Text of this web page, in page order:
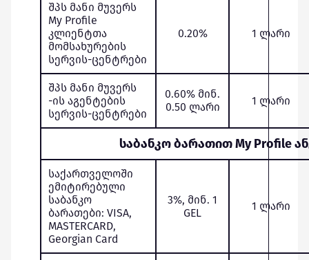
შპს მანი მუვერს
My Profile
კლიენტთა
მომსახურების
სერვის-ცენტრები
0.20% 1 ლარი
შპს მანი მუვერს
-ის აგენტების
სერვის-ცენტრები
0.60% მინ.
0.50 ლარი
1 ლარი
საბანკო ბარათით My Profile
საქართველოში
ემიტირებული
საბანკო
ბარათები: VISA,
MASTERCARD,
Georgian Card
3%, მინ. 1
GEL
1 ლარი